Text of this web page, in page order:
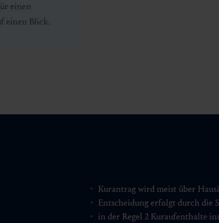
einen
einen Blick.
Kurantrag wird meist über
Entscheidung erfolgt durch die
in der Regel 2 Kuraufenthalte